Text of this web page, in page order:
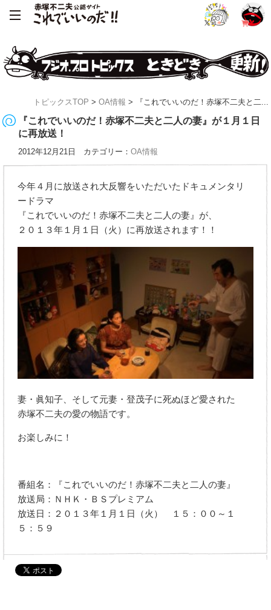
トピックスTOP > OA情報 > 『これでいいのだ！赤塚不二夫と二...
『これでいいのだ！赤塚不二夫と二人の妻』が１月１日
に再放送！
2012年12月21日 カテゴリー：OA情報
今年４月に放送され大反響をいただいたドキュメンタリ
ードラマ
『これでいいのだ！赤塚不二夫と二人の妻』が、
２０１３年１月１日（火）に再放送されます！！
妻・眞知子、そして元妻・登茂子に死ぬほど愛された
赤塚不二夫の愛の物語です。
お楽しみに！
番組名：『これでいいのだ！赤塚不二夫と二人の妻』
放送局：ＮＨＫ・ＢＳプレミアム
放送日：２０１３年１月１日（火） １５：００～１
５：５９